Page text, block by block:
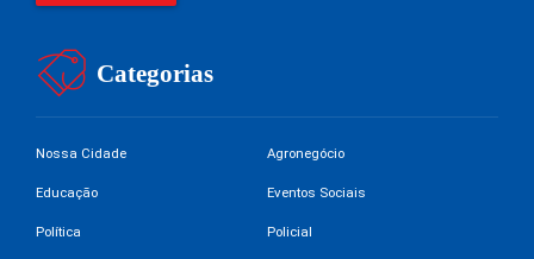
Categorias
Nossa Cidade Agronegócio
Educação Eventos Sociais
Política Policial